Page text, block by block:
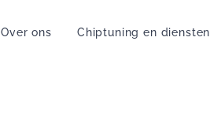
Over ons Chiptuning en diensten